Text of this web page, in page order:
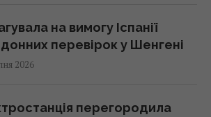
на вимогу Іспанії
перевірок у Шенгені
2026
перегородила